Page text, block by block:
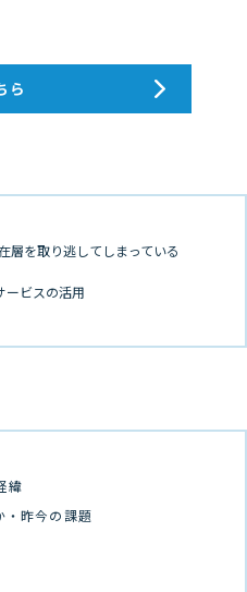
ら
層を取り逃してしまっている
ービスの活用
緯
・昨今の課題